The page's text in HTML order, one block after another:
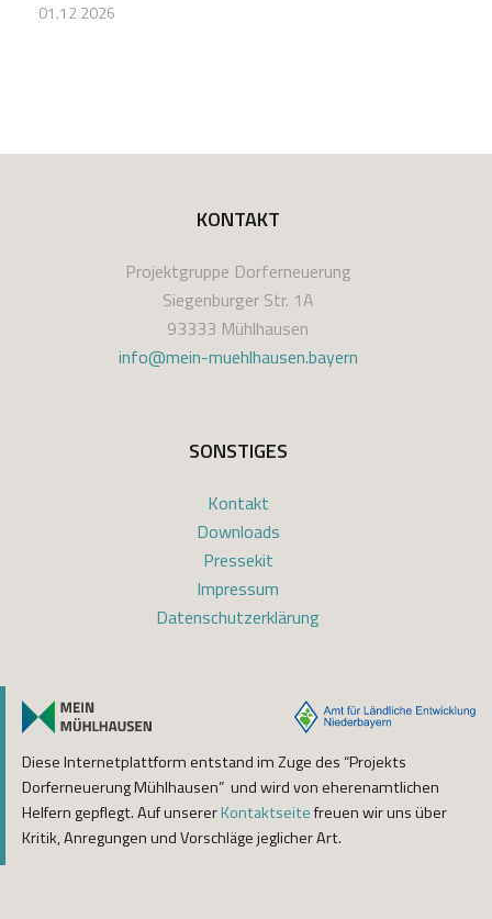
01.12 2026
KONTAKT
Projektgruppe Dorferneuerung
Siegenburger Str. 1A
93333 Mühlhausen
info@mein-muehlhausen.bayern
SONSTIGES
Kontakt
Downloads
Pressekit
Impressum
Datenschutzerklärung
Diese Internetplattform entstand im Zuge des “Projekts
Dorferneuerung Mühlhausen” und wird von eherenamtlichen
Helfern gepflegt. Auf unsererKontaktseitefreuen wir uns über
Kritik, Anregungen und Vorschläge jeglicher Art.